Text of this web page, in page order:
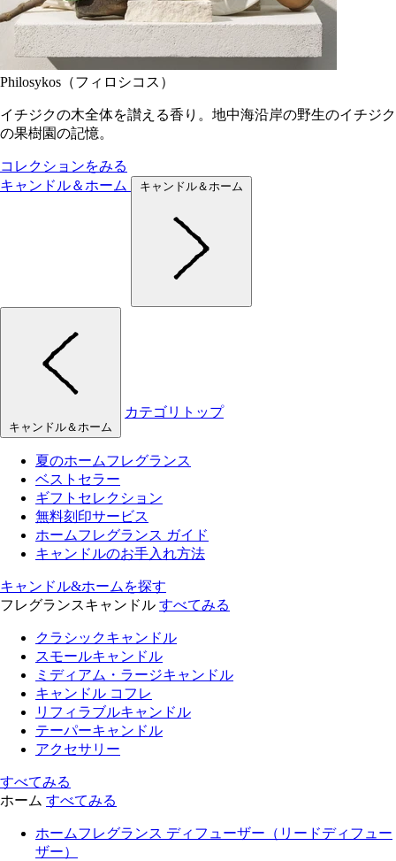
Philosykos（フィロシコス）
イチジクの木全体を讃える香り。地中海沿岸の野生のイチジク
の果樹園の記憶。
コレクションをみる
キャンドル＆ホーム
キャンドル＆ホーム
キャンドル＆ホーム
カテゴリトップ
夏のホームフレグランス
ベストセラー
ギフトセレクション
無料刻印サービス
ホームフレグランス ガイド
キャンドルのお手入れ方法
キャンドル&ホームを探す
フレグランスキャンドル すべてみる
クラシックキャンドル
スモールキャンドル
ミディアム・ラージキャンドル
キャンドル コフレ
リフィラブルキャンドル
テーパーキャンドル
アクセサリー
すべてみる
ホーム すべてみる
ホームフレグランス ディフューザー（リードディフュー
ザー）